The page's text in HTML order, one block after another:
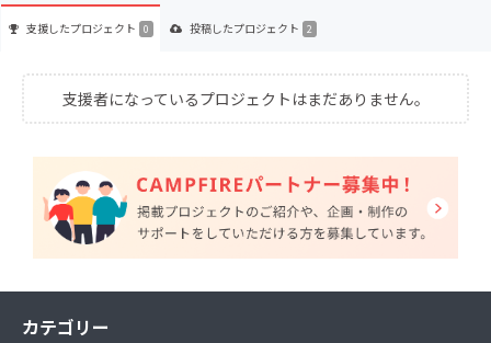
支援したプロジェクト 0 投稿したプロジェクト 2
支援者になっているプロジェクトはまだありません。
カテゴリー